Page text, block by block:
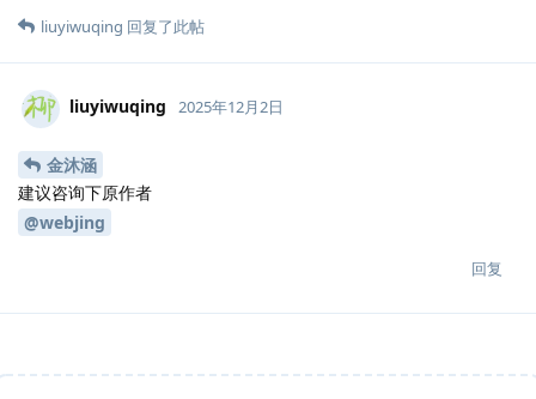
liuyiwuqing 回复了此帖
liuyiwuqing 2025年12月2日
金沐涵
建议咨询下原作者
@webjing
回复